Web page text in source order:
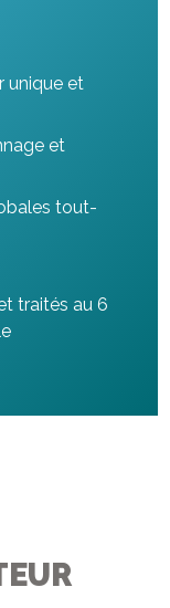
unique et
et
tout-
traités au 6